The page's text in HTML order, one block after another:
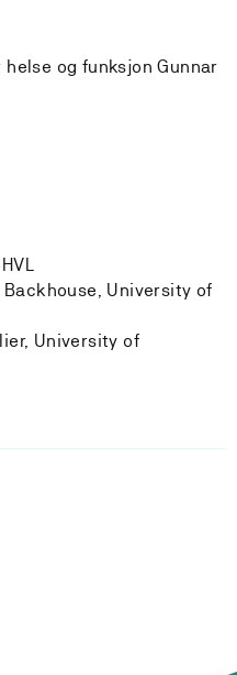
og funksjon Gunnar
University of
University of